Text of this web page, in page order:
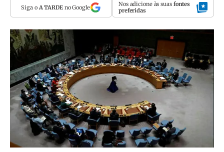
Siga o A TARDEno Google Nos adicione às suas fontes
preferidas